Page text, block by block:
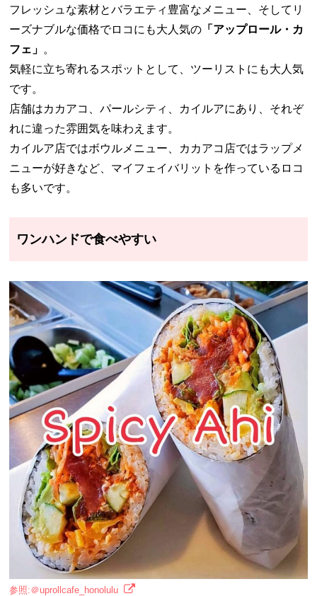
フレッシュな素材とバラエティ豊富なメニュー、そしてリ
ーズナブルな価格でロコにも大人気の 「アップロール・カ
フェ」 。
気軽に立ち寄れるスポットとして、ツーリストにも大人気
です。
店舗はカカアコ、パールシティ、カイルアにあり、それぞ
れに違った雰囲気を味わえます。
カイルア店ではボウルメニュー、カカアコ店ではラップメ
ニューが好きなど、マイフェイバリットを作っているロコ
も多いです。
ワンハンドで食べやすい
参照:＠uprollcafe_honolulu